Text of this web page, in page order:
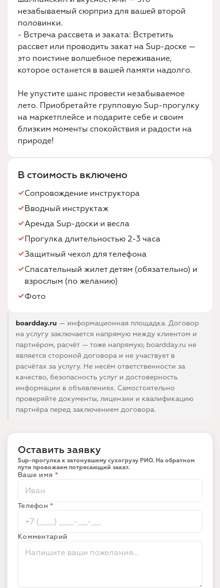
незабываемый сюрприз для вашей второй
половинки.
- Встреча рассвета и заката: Встретить
рассвет или проводить закат на Sup-доске —
это поистине волшебное переживание,
которое останется в вашей памяти надолго.
Не упустите шанс провести незабываемое
лето. Приобретайте групповую Sup-прогулку
на маркетплейсе и подарите себе и своим
близким моменты спокойствия и радости на
природе!
В стоимость включено
Сопровождение инструктора
Вводный инструктаж
Аренда Sup-доски и весла
Прогулка длительностью 2-3 часа
Защитный чехол для телефона
Спасательный жилет детям (обязательно) и
взрослым (по желанию)
Фото
boardday.ru — информационная площадка. Договор
на услугу заключается напрямую между клиентом и
партнёром, расчёт — тоже напрямую; boardday.ru не
является стороной договора и не участвует в
расчётах за услугу. Не несём ответственности за
качество, безопасность услуг и достоверность
информации в объявлениях. Самостоятельно
проверяйте документы, лицензии и квалификацию
партнёра перед заключением договора.
Оставить заявку
Sup-прогулка к затонувшему сухогрузу РИО. На обратном
пути провожаем потрясающий закат.
Ваше имя *
Телефон*
Комментарий